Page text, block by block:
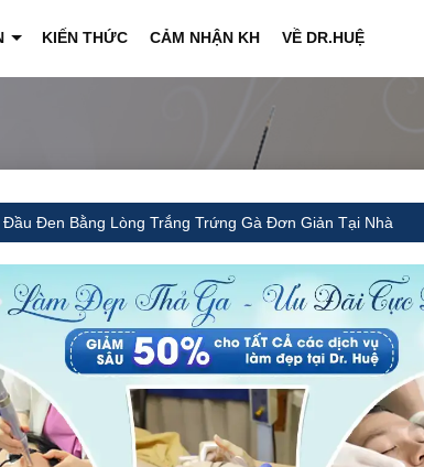
KIẾN THỨC CẢM NHẬN KH VỀ DR.HUỆ
Đen Bằng Lòng Trắng Trứng Gà Đơn Giản Tại Nhà